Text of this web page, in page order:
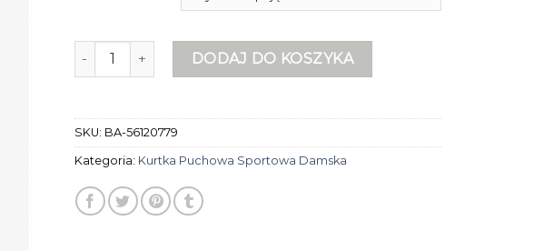
ilość kurtka puchowa sportowa damska
DODAJ DO KOSZYKA
SKU: BA-56120779
Kategoria: Kurtka Puchowa Sportowa Damska